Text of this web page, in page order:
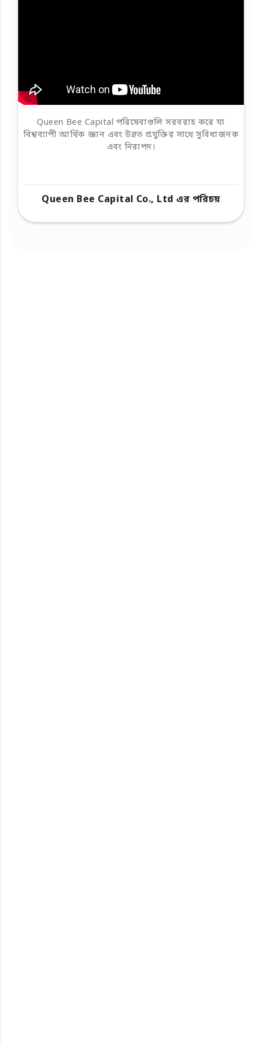
Queen Bee Capital পরিষেবাগুলি সরবরাহ করে যা
বিশ্বব্যাপী আর্থিক জ্ঞান এবং উন্নত প্রযুক্তির সাথে সুবিধাজনক
এবং নিরাপদ।
Queen Bee Capital Co., Ltd এর পরিচয়